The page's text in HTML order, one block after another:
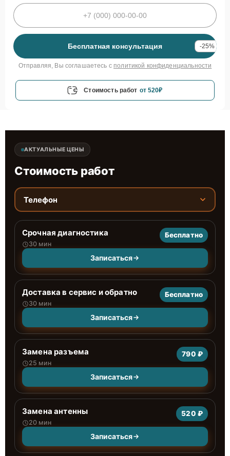
Бесплатная консультация -25%
Отправляя, Вы соглашаетесь с политикой конфиденциальности
Стоимость работ от 520₽
АКТУАЛЬНЫЕ ЦЕНЫ
Стоимость работ
Телефон
Срочная диагностика
30 мин
Бесплатно
Записаться
Доставка в сервис и обратно
30 мин
Бесплатно
Записаться
Замена разъема
25 мин
790 ₽
Записаться
Замена антенны
20 мин
520 ₽
Записаться